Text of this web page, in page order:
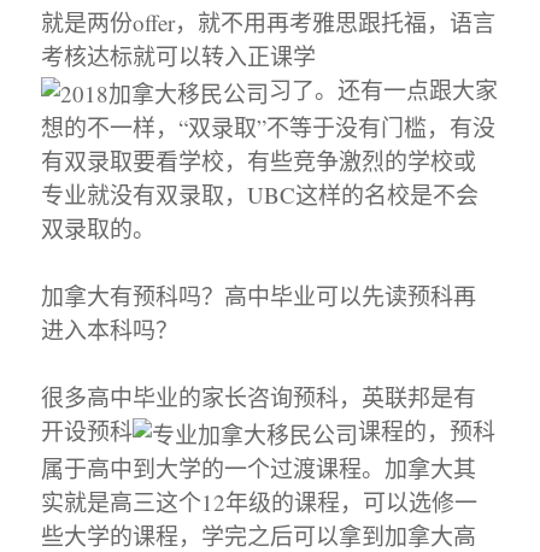
就是两份offer，就不用再考雅思跟托福，语言
考核达标就可以转入正课学
习了。还有一点跟大家
想的不一样，“双录取”不等于没有门槛，有没
有双录取要看学校，有些竞争激烈的学校或
专业就没有双录取，UBC这样的名校是不会
双录取的。
加拿大有预科吗？高中毕业可以先读预科再
进入本科吗？
很多高中毕业的家长咨询预科，英联邦是有
开设预科
课程的，预科
属于高中到大学的一个过渡课程。加拿大其
实就是高三这个12年级的课程，可以选修一
些大学的课程，学完之后可以拿到加拿大高